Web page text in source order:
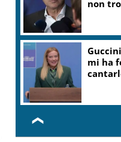
Valle
del
gelato
❮